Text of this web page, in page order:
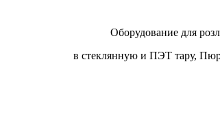
Оборудование для
в стеклянную и ПЭТ тару,